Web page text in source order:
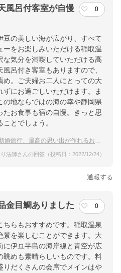
風呂付客室が自慢
0
の美しい海が広がり、すべて
をお楽しみいただける稲取温
な気分を満喫していただける高
呂付き客室もありますので、
め。ご夫婦お二人にとっての大
にお過ごしいただけます。ま
の地ならではの海の幸や静岡県
お食事も宿の自慢。きっと思
とでしょう。
行、最高の思い出が作れるおすすめ高級宿は？
法師さんの回答（投稿日：2022/12/24）
通報する
金目鯛ありました 0
らもおすすめです。稲取温泉
を楽しむことができます。大
に伊豆半島の海岸線と青空が広
眺めも素晴らしいものです。料
りだくさんの会席でメインはや